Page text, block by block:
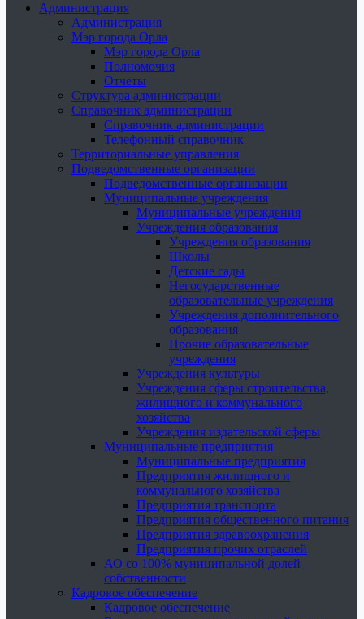
Администрация
Администрация
Мэр города Орла
Мэр города Орла
Полномочия
Отчеты
Структура администрации
Справочник администрации
Справочник администрации
Телефонный справочник
Территориальные управления
Подведомственные организации
Подведомственные организации
Муниципальные учреждения
Муниципальные учреждения
Учреждения образования
Учреждения образования
Школы
Детские сады
Негосударственные
образовательные учреждения
Учреждения дополнительного
образования
Прочие образовательные
учреждения
Учреждения культуры
Учреждения сферы строительства,
жилищного и коммунального
хозяйства
Учреждения издательской сферы
Муниципальные предприятия
Муниципальные предприятия
Предприятия жилищного и
коммунального хозяйства
Предприятия транспорта
Предприятия общественного питания
Предприятия здравоохранения
Предприятия прочих отраслей
АО со 100% муниципальной долей
собственности
Кадровое обеспечение
Кадровое обеспечение